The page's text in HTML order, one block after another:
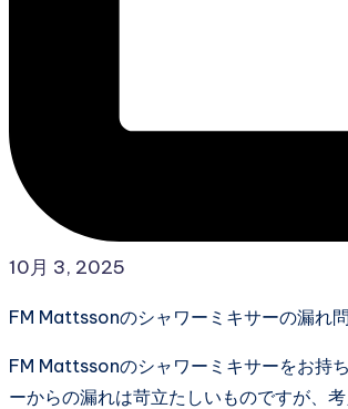
10月 3, 2025
FM Mattssonのシャワーミキサーの漏れ
FM Mattssonのシャワーミキサーをお持
ーからの漏れは苛立たしいものですが、